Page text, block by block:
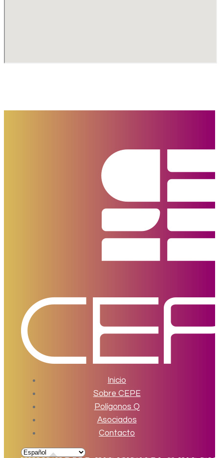
Inicio
Sobre CEPE
Polígonos Q
Asociados
Contacto